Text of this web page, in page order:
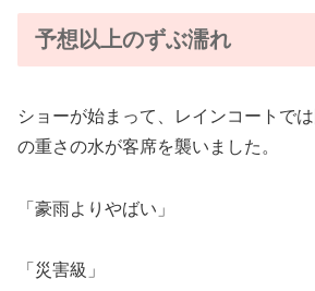
予想以上のずぶ濡れ
ショーが始まって、レインコートで
の重さの水が客席を襲いました。
「豪雨よりやばい」
「災害級」